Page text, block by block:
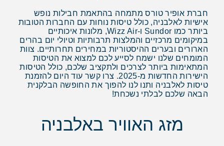
חברת אופיר טורס מתמחה בהתאמת חבילות נופש
אישיות לאלבניה, כולל טיסות נוחות עם החברות הטובות
ביותר כמו Sundor ו-Wizz Air, מלונות איכותיים
במיקומים מרכזיים והמלצות תרבותיות וטיולי יום בהרים
הארורים ובערים ההיסטוריות במחירים תחרותיים. צוות
המומחים שלנו ישמח לסייע לכם למצוא את הטיסות
המתאימות ביותר לצרכים ולתקציב שלכם, כולל הטיסות
הישירות החדשות מ-2025. צרו קשר עוד היום להזמנת
טיסות לאלבניה ותנו לנו להפוך את החופשה הבלקנית
הבאה שלכם לבלתי נשכחת!
מזג האוויר באלבניה